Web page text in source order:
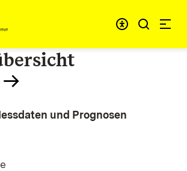
und Prognosen